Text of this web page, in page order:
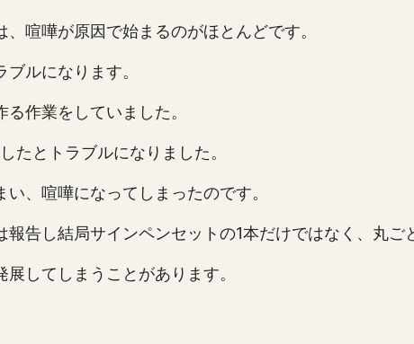
喧嘩が原因で始まるのがほとんどです。
ルになります。
作業をしていました。
たとトラブルになりました。
、喧嘩になってしまったのです。
告し結局サインペンセットの1本だけではなく、丸ご
してしまうことがあります。